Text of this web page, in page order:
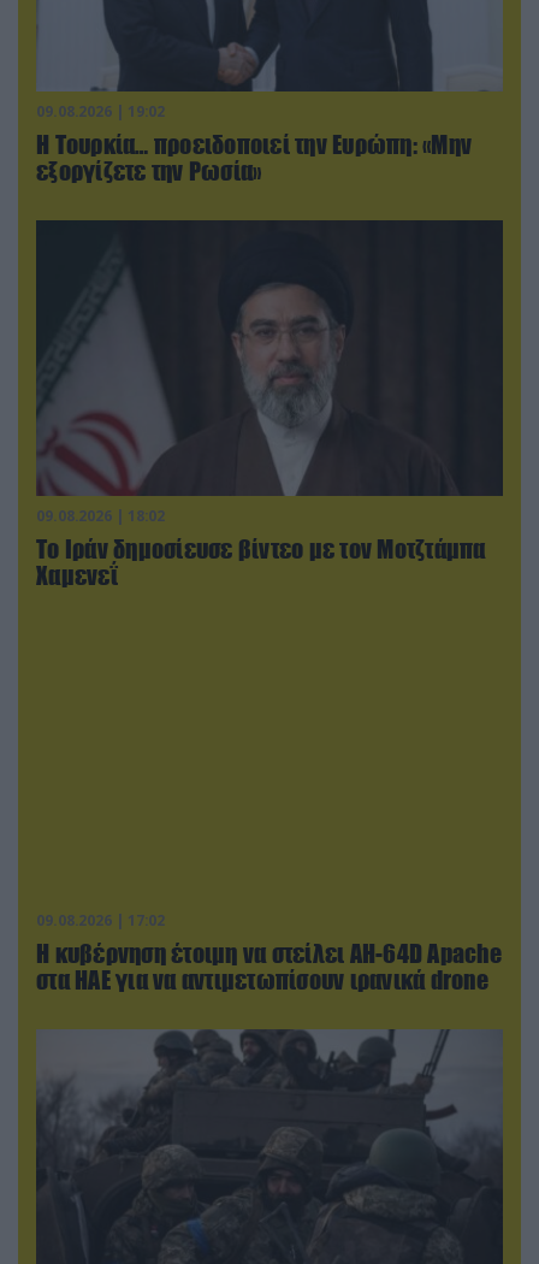
09.08.2026 | 19:02
Η Τουρκία… προειδοποιεί την Ευρώπη: «Μην
εξοργίζετε την Ρωσία»
09.08.2026 | 18:02
Το Ιράν δημοσίευσε βίντεο με τον Μοτζτάμπα
Χαμενεΐ
09.08.2026 | 17:02
Η κυβέρνηση έτοιμη να στείλει AH-64D Apache
στα ΗΑΕ για να αντιμετωπίσουν ιρανικά drone